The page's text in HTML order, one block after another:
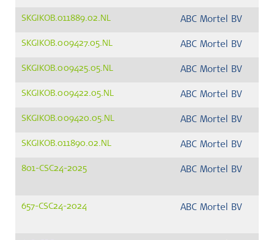
SKGIKOB.011889.02.NL ABC Mortel BV
SKGIKOB.009427.05.NL ABC Mortel BV
SKGIKOB.009425.05.NL ABC Mortel BV
SKGIKOB.009422.05.NL ABC Mortel BV
SKGIKOB.009420.05.NL ABC Mortel BV
SKGIKOB.011890.02.NL ABC Mortel BV
801-CSC24-2025 ABC Mortel BV
657-CSC24-2024 ABC Mortel BV